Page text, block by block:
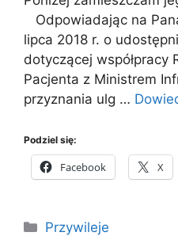
Odpowiadając na
lipca 2018 r. o
dotyczącej współpracy
Pacjenta z Ministrem
przyznania ulg …
Podziel się:
Facebook X
Kategorie
Przywileje